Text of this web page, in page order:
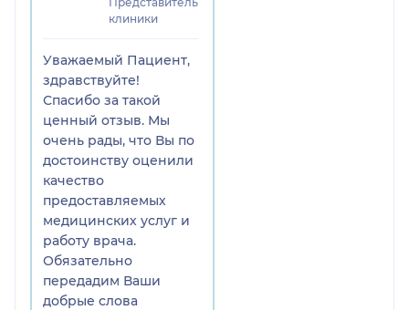
поблагодарить за его
личные качества. Это
тактичный и
внимательный
специалист. На приёме
всегда комфортно, врач
умеет выслушать и
ответить на все вопросы
без лишней спешки.
Однозначно рекомендую
Даминова Юлия
Эдуардовича как
отличного специалиста в
области отоларингологии.
клиники
Уважаемый Пациент,
здравствуйте!
Спасибо за такой
ценный отзыв. Мы
очень рады, что Вы по
достоинству оценили
качество
предоставляемых
медицинских услуг и
работу врача.
Обязательно
передадим Ваши
добрые слова